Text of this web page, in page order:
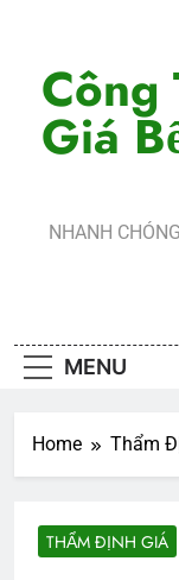
contentCông
Giá
NHANH
MENU
Home Thẩm
THẨM ĐỊNH GIÁ